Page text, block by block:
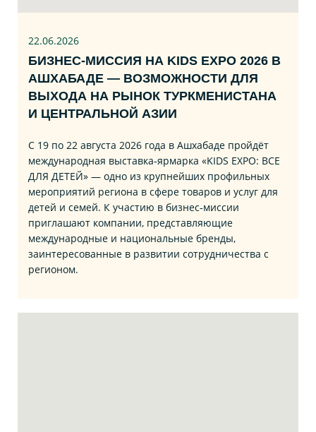
22.06.2026
БИЗНЕС‑МИССИЯ НА KIDS EXPO 2026 В
АШХАБАДЕ — ВОЗМОЖНОСТИ ДЛЯ
ВЫХОДА НА РЫНОК ТУРКМЕНИСТАНА
И ЦЕНТРАЛЬНОЙ АЗИИ
С 19 по 22 августа 2026 года в Ашхабаде пройдёт
международная выставка‑ярмарка «KIDS EXPO: ВСЕ
ДЛЯ ДЕТЕЙ» — одно из крупнейших профильных
мероприятий региона в сфере товаров и услуг для
детей и семей. К участию в бизнес‑миссии
приглашают компании, представляющие
международные и национальные бренды,
заинтересованные в развитии сотрудничества с
регионом.